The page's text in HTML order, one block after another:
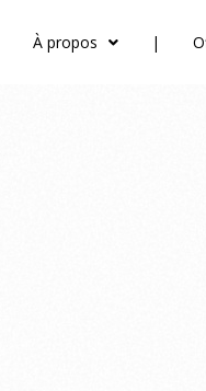
À propos |